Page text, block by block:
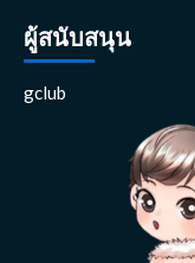
ผู้สนับสนุน
gclub